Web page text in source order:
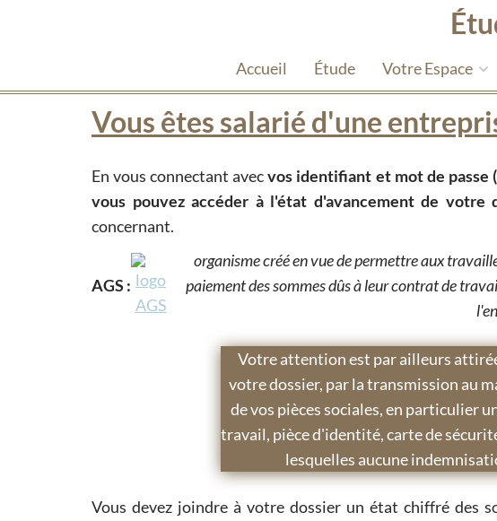
Accueil Étude Votre Espace
Vous êtes salarié d'une
En vous connectant avecvos identifiant et mot de passe
vous pouvez accéder à l'état d'avancement de votre
concernant.
AGS :
organisme créé en vue de permettre aux
paiement des sommes dûs à leur contrat de
Votre attention est par ailleurs
votre dossier, par la transmission au
de vos pièces sociales, en particulier
travail, pièce d'identité, carte de
lesquelles aucune
Vous devez joindre à votre dossier un état chiffré des